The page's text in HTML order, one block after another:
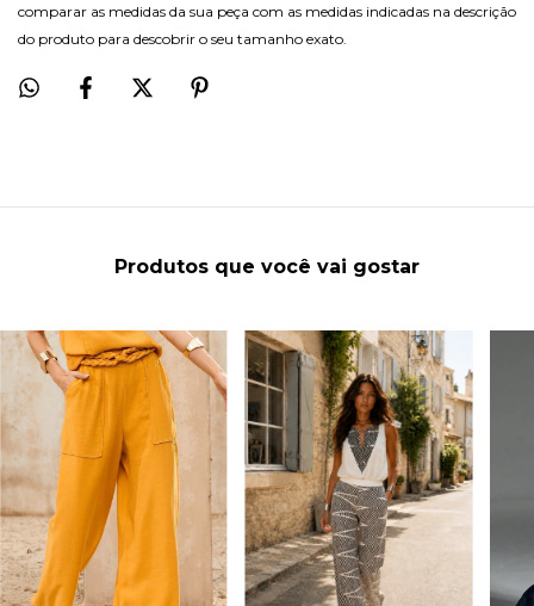
comparar as medidas da sua peça com as medidas indicadas na descrição
do produto para descobrir o seu tamanho exato.
Produtos que você vai gostar